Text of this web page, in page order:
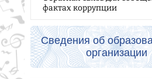
фактах коррупции
Сведения об
организации